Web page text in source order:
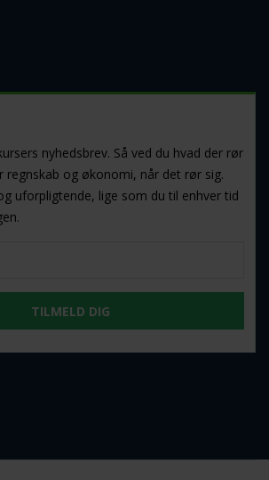
nyhedsbrev. Så ved du hvad der rør
regnskab og økonomi, når det rør sig.
uforpligtende, lige som du til enhver tid
TILMELD DIG